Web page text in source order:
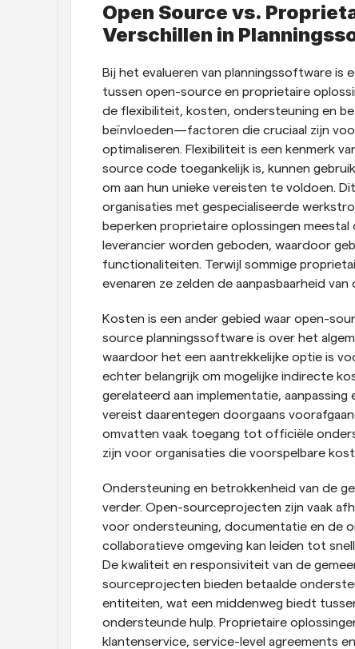
Open Source vs.
Verschillen in
Bij het evalueren van planningssoftware is
tussen open-source en proprietaire
de flexibiliteit, kosten, ondersteuning en
beïnvloeden—factoren die cruciaal zijn
optimaliseren. Flexibiliteit is een kenmerk
source code toegankelijk is, kunnen
om aan hun unieke vereisten te voldoen.
organisaties met gespecialiseerde
beperken proprietaire oplossingen
leverancier worden geboden, waardoor
functionaliteiten. Terwijl sommige
evenaren ze zelden de aanpasbaarheid
Kosten is een ander gebied waar open-
source planningssoftware is over het
waardoor het een aantrekkelijke optie is
echter belangrijk om mogelijke indirecte
gerelateerd aan implementatie,
vereist daarentegen doorgaans
omvatten vaak toegang tot officiële
zijn voor organisaties die voorspelbare
Ondersteuning en betrokkenheid van de
verder. Open-sourceprojecten zijn vaak
voor ondersteuning, documentatie en de
collaboratieve omgeving kan leiden tot
De kwaliteit en responsiviteit van de
sourceprojecten bieden betaalde
entiteiten, wat een middenweg biedt
ondersteunde hulp. Proprietaire
klantenservice, service-level agreements